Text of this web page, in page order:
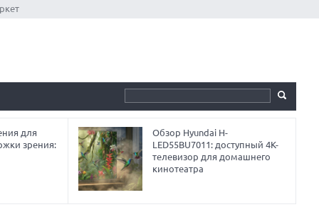
для
зрения:
Обзор Hyundai H-
LED55BU7011: доступный 4K-
телевизор для домашнего
кинотеатра